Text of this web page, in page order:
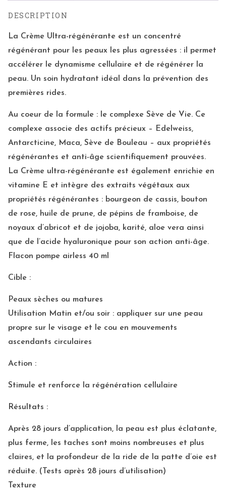
DESCRIPTION
La Crème Ultra-régénérante est un concentré
régénérant pour les peaux les plus agressées : il permet
accélérer le dynamisme cellulaire et de régénérer la
peau. Un soin hydratant idéal dans la prévention des
premières rides.
Au coeur de la formule : le complexe Sève de Vie. Ce
complexe associe des actifs précieux – Edelweiss,
Antarcticine, Maca, Sève de Bouleau – aux propriétés
régénérantes et anti-âge scientifiquement prouvées.
La Crème ultra-régénérante est également enrichie en
vitamine E et intègre des extraits végétaux aux
propriétés régénérantes : bourgeon de cassis, bouton
de rose, huile de prune, de pépins de framboise, de
noyaux d’abricot et de jojoba, karité, aloe vera ainsi
que de l’acide hyaluronique pour son action anti-âge.
Flacon pompe airless 40 ml
Cible :
Peaux sèches ou matures
Utilisation Matin et/ou soir : appliquer sur une peau
propre sur le visage et le cou en mouvements
ascendants circulaires
Action :
Stimule et renforce la régénération cellulaire
Résultats :
Après 28 jours d’application, la peau est plus éclatante,
plus ferme, les taches sont moins nombreuses et plus
claires, et la profondeur de la ride de la patte d’oie est
réduite. (Tests après 28 jours d’utilisation)
Texture